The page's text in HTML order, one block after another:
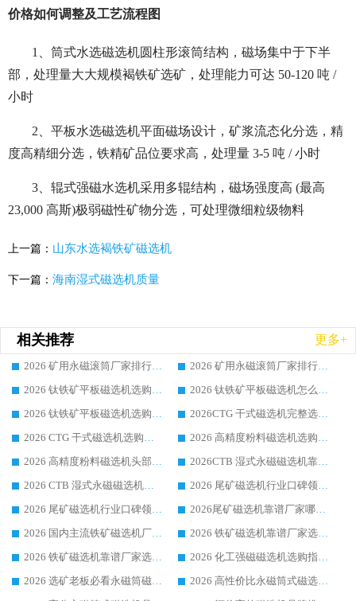
价格如何调整及工艺流程图
1、筒式水选磁选机圆柱形滚筒结构，磁场集中于下半
部，处理量大大规模褐铁矿选矿，处理能力可达 50-120 吨 /
小时
2、平板水选磁选机平面磁场设计，矿浆流态化分选，精
度高精细分选，铁精矿品位要求高，处理量 3-5 吨 / 小时
3、辊式强磁水选机采用多辊结构，磁场强度高 (最高
23,000 高斯)极弱磁性矿物分选，可处理微细粒级物料
上一篇： 山东水选褐铁矿磁选机
下一篇： 海南湿式磁选机质量
相关推荐 更多+
2026 矿用永磁滚筒厂家排行榜选购干货指南 行业口碑标杆华体会手机网页版-华体会(中国) 实力出众
2026 矿用永磁滚筒厂家排行榜选购指南，行业口碑领域强者华体会手机网页版-华体会(中国)
2026 钛铁矿平板磁选机选购全攻略 市场公认优质品牌厂家实力排行榜
2026 钛铁矿平板磁选机怎么选 靠谱生产企业实力排行榜选购参考攻略
2026 钛铁矿平板磁选机选购指南 行业口碑优选品牌生产企业实力排行榜
2026CTG 干式磁选机完整选购指南 行业口碑顶尖靠谱生产龙头厂家实力推荐
2026 CTG 干式磁选机选购指南|行业口碑靠谱生产厂家领域强者推荐
2026 高精度粉料磁选机选购全攻略 行业优质品牌华体会手机网页版-华体会(中国) 实力深度解析
2026 高精度粉料磁选机头部厂家选购指南 行业口碑靠谱品牌推荐 领域强者华体会手机网页版-华体会(中国) 解析
2026CTB 湿式永磁磁选机靠谱厂家实力排行榜 铁矿选矿设备采购全流程选购指南
2026 CTB 湿式永磁磁选机选购指南|行业口碑良好品牌推荐，领域强者华体会手机网页版-华体会(中国)
2026 尾矿磁选机行业口碑领域强者，源头直供国内主流厂家华体会手机网页版-华体会(中国) 一站式服务
2026 尾矿磁选机行业口碑领域强者，源头直供国内主流厂家华体会手机网页版-华体会(中国) 一站式服务
2026尾矿磁选机靠谱厂家哪家好 行业口碑领域强者华体会手机网页版-华体会(中国) 推荐
2026 国内主流铁矿磁选机厂家选购指南|行业口碑好品牌推荐，领域强者华体会手机网页版-华体会(中国)
2026 铁矿磁选机靠谱厂家选购全攻略 行业标杆华体会手机网页版-华体会(中国) 设备性价比出众
2026 铁矿磁选机靠谱厂家选购指南，领域强者华体会手机网页版-华体会(中国) 铁矿磁选机性价比高
2026 化工强磁磁选机选购指南 5 家行业口碑靠谱厂家领域强者推荐
2026 选矿老板必看永磁筒磁选机推荐 行业头部品牌口碑设备选购全攻略
2026 高性价比永磁筒式磁选机品牌盘点 行业强者口碑实测选购完整指南